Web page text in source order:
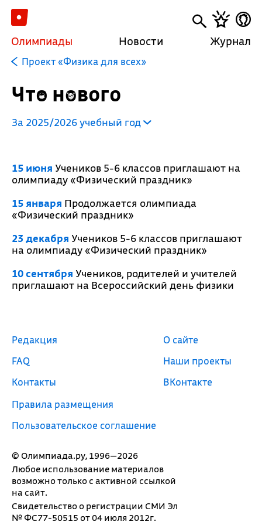
Олимпиады Новости Журнал
Проект «Физика для всех»
Что нового
За 2025/2026 учебный год
15 июня Учеников 5-6 классов приглашают на
олимпиаду «Физический праздник»
15 января Продолжается олимпиада
«Физический праздник»
23 декабря Учеников 5-6 классов приглашают
на олимпиаду «Физический праздник»
10 сентября Учеников, родителей и учителей
приглашают на Всероссийский день физики
© Олимпиада.ру, 1996—2026
Любое использование материалов
возможно только с активной ссылкой
на сайт.
Свидетельство о регистрации СМИ Эл
№ ФС77-50515 от 04 июля 2012г.
Редакция
FAQ
Контакты
Правила размещения
Пользовательское соглашение
О сайте
Наши проекты
ВКонтакте